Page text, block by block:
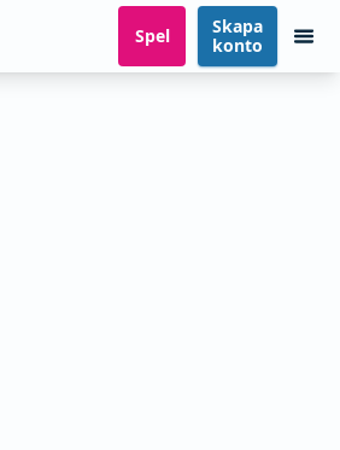
Spel
Skapa
konto